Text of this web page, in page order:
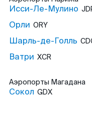
Исси-Ле-Мулино
Орли ORY
Шарль-де-Голль
Ватри XCR
Аэропорты Магадана
Сокол GDX